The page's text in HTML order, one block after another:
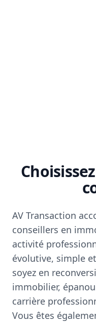
AV Transaction
conseillers en
activité
évolutive, simple
soyez en
immobilier,
carrière
Vous êtes